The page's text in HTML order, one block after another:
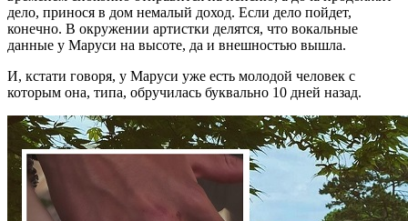
дело, принося в дом немалый доход. Если дело пойдет,
конечно. В окружении артистки делятся, что вокальные
данные у Маруси на высоте, да и внешностью вышла.
И, кстати говоря, у Маруси уже есть молодой человек с
которым она, типа, обручилась буквально 10 дней назад.